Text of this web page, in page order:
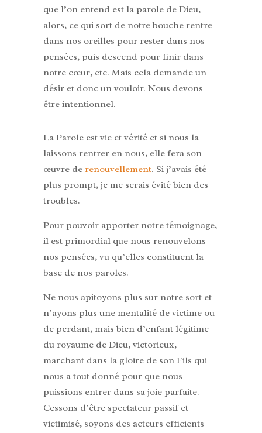
que l’on entend est la parole de Dieu,
alors, ce qui sort de notre bouche rentre
dans nos oreilles pour rester dans nos
pensées, puis descend pour finir dans
notre cœur, etc. Mais cela demande un
désir et donc un vouloir. Nous devons
être intentionnel.
La Parole est vie et vérité et si nous la
laissons rentrer en nous, elle fera son
œuvre de renouvellement. Si j’avais été
plus prompt, je me serais évité bien des
troubles.
Pour pouvoir apporter notre témoignage,
il est primordial que nous renouvelons
nos pensées, vu qu’elles constituent la
base de nos paroles.
Ne nous apitoyons plus sur notre sort et
n’ayons plus une mentalité de victime ou
de perdant, mais bien d’enfant légitime
du royaume de Dieu, victorieux,
marchant dans la gloire de son Fils qui
nous a tout donné pour que nous
puissions entrer dans sa joie parfaite.
Cessons d’être spectateur passif et
victimisé, soyons des acteurs efficients